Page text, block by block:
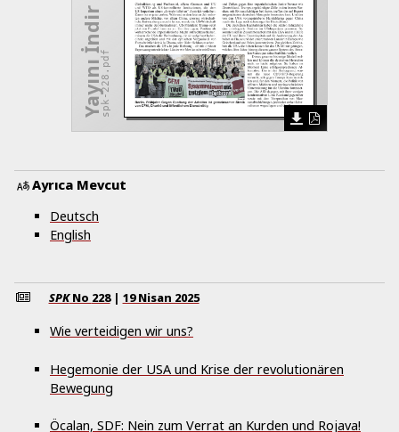
Yayını İndirspk-228.pdf
Ayrıca Mevcut
Deutsch
English
SPKNo 228 | 19 Nisan 2025
Wie verteidigen wir uns?
Hegemonie der USA und Krise der revolutionären
Bewegung
Öcalan, SDF: Nein zum Verrat an Kurden und Rojava!